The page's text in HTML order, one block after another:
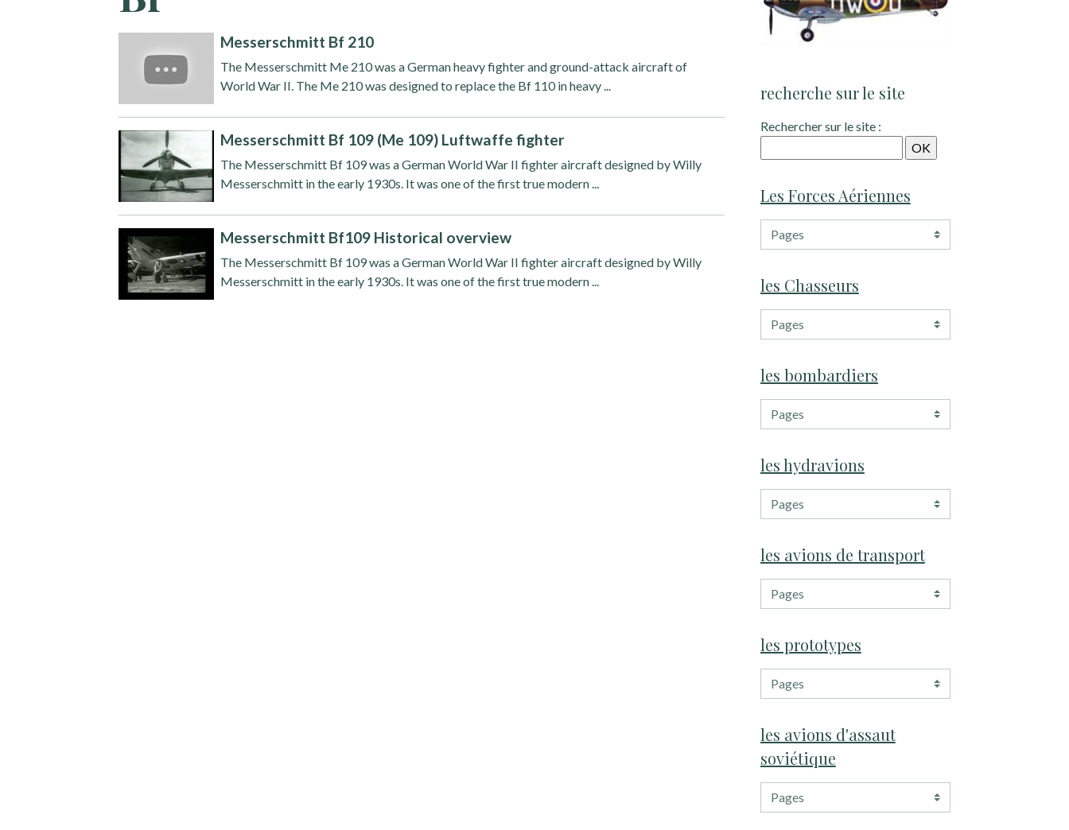
Messerschmitt Bf 210
The Messerschmitt Me 210 was a German heavy fighter and ground-attack aircraft of
World War II. The Me 210 was designed to replace the Bf 110 in heavy ...
Messerschmitt Bf 109 (Me 109) Luftwaffe fighter
The Messerschmitt Bf 109 was a German World War II fighter aircraft designed by Willy
Messerschmitt in the early 1930s. It was one of the first true modern ...
Messerschmitt Bf109 Historical overview
The Messerschmitt Bf 109 was a German World War II fighter aircraft designed by Willy
Messerschmitt in the early 1930s. It was one of the first true modern ...
recherche sur le site
Rechercher sur le site :
Les Forces Aériennes
les Chasseurs
les bombardiers
les hydravions
les avions de transport
les prototypes
les avions d'assaut
soviétique